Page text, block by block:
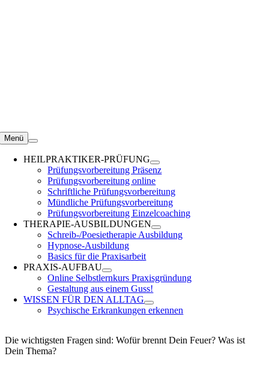
Menü
HEILPRAKTIKER-PRÜFUNG
Prüfungsvorbereitung Präsenz
Prüfungsvorbereitung online
Schriftliche Prüfungsvorbereitung
Mündliche Prüfungsvorbereitung
Prüfungsvorbereitung Einzelcoaching
THERAPIE-AUSBILDUNGEN
Schreib-/Poesietherapie Ausbildung
Hypnose-Ausbildung
Basics für die Praxisarbeit
PRAXIS-AUFBAU
Online Selbstlernkurs Praxisgründung
Gestaltung aus einem Guss!
WISSEN FÜR DEN ALLTAG
Psychische Erkrankungen erkennen
Die wichtigsten Fragen sind: Wofür brennt Dein Feuer? Was ist
Dein Thema?